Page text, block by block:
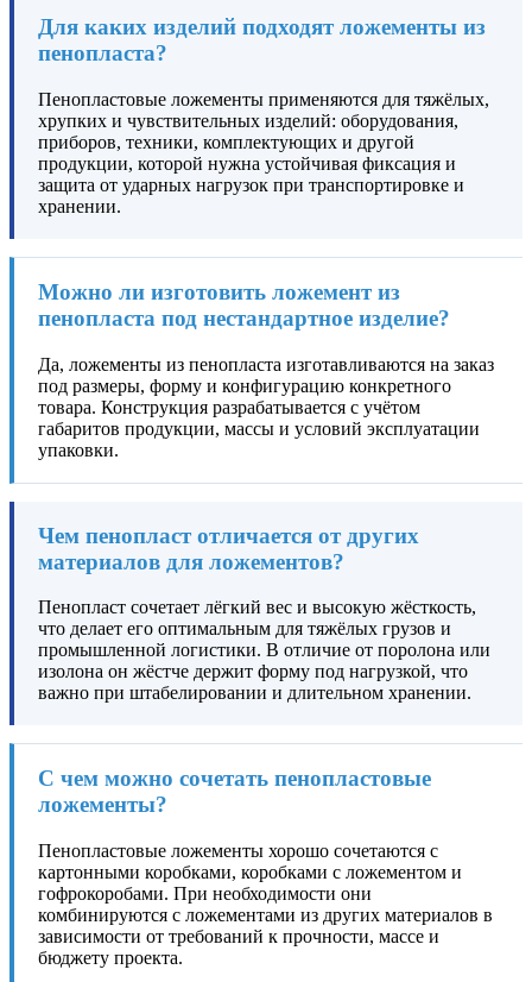
Для каких изделий подходят ложементы из
пенопласта?
Пенопластовые ложементы применяются для тяжёлых,
хрупких и чувствительных изделий: оборудования,
приборов, техники, комплектующих и другой
продукции, которой нужна устойчивая фиксация и
защита от ударных нагрузок при транспортировке и
хранении.
Можно ли изготовить ложемент из
пенопласта под нестандартное изделие?
Да, ложементы из пенопласта изготавливаются на заказ
под размеры, форму и конфигурацию конкретного
товара. Конструкция разрабатывается с учётом
габаритов продукции, массы и условий эксплуатации
упаковки.
Чем пенопласт отличается от других
материалов для ложементов?
Пенопласт сочетает лёгкий вес и высокую жёсткость,
что делает его оптимальным для тяжёлых грузов и
промышленной логистики. В отличие от поролона или
изолона он жёстче держит форму под нагрузкой, что
важно при штабелировании и длительном хранении.
С чем можно сочетать пенопластовые
ложементы?
Пенопластовые ложементы хорошо сочетаются с
картонными коробками, коробками с ложементом и
гофрокоробами. При необходимости они
комбинируются с ложементами из других материалов в
зависимости от требований к прочности, массе и
бюджету проекта.